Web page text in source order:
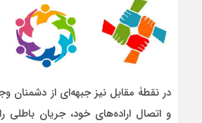
در نقطۀ مقابل نیز جبهه‌ای از دشمنان
و اتصال اراده‌های خود، جریان باطلی